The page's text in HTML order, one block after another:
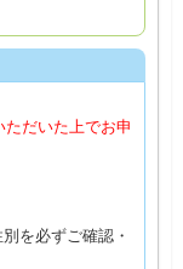
だいた上でお申
を必ずご確認・